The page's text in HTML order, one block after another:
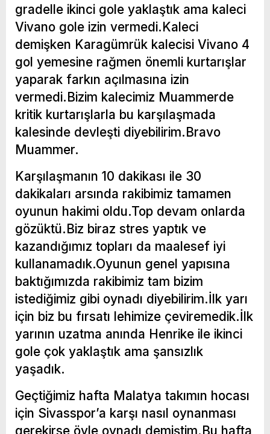
gradelle ikinci gole yaklaştık ama kaleci
Vivano gole izin vermedi.Kaleci
demişken Karagümrük kalecisi Vivano 4
gol yemesine rağmen önemli kurtarışlar
yaparak farkın açılmasına izin
vermedi.Bizim kalecimiz Muammerde
kritik kurtarışlarla bu karşılaşmada
kalesinde devleşti diyebilirim.Bravo
Muammer.
Karşılaşmanın 10 dakikası ile 30
dakikaları arsında rakibimiz tamamen
oyunun hakimi oldu.Top devam onlarda
gözüktü.Biz biraz stres yaptık ve
kazandığımız topları da maalesef iyi
kullanamadık.Oyunun genel yapısına
baktığımızda rakibimiz tam bizim
istediğimiz gibi oynadı diyebilirim.İlk yarı
için biz bu fırsatı lehimize çeviremedik.İlk
yarının uzatma anında Henrike ile ikinci
gole çok yaklaştık ama şansızlık
yaşadık.
Geçtiğimiz hafta Malatya takımın hocası
için Sivasspor’a karşı nasıl oynanması
gerekirse öyle oynadı,demiştim.Bu hafta